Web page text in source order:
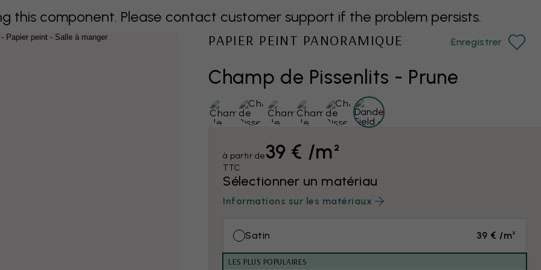
this component. Please contact customer support if the problem persists.
Champ de Pissenlits - Prune
PAPIER PEINT PANORAMIQUE Enregistrer
à partir de39 € /m²
TTC
Sélectionner un matériau
Informations sur les matériaux
Satin 39 € /m²
LES PLUS POPULAIRES